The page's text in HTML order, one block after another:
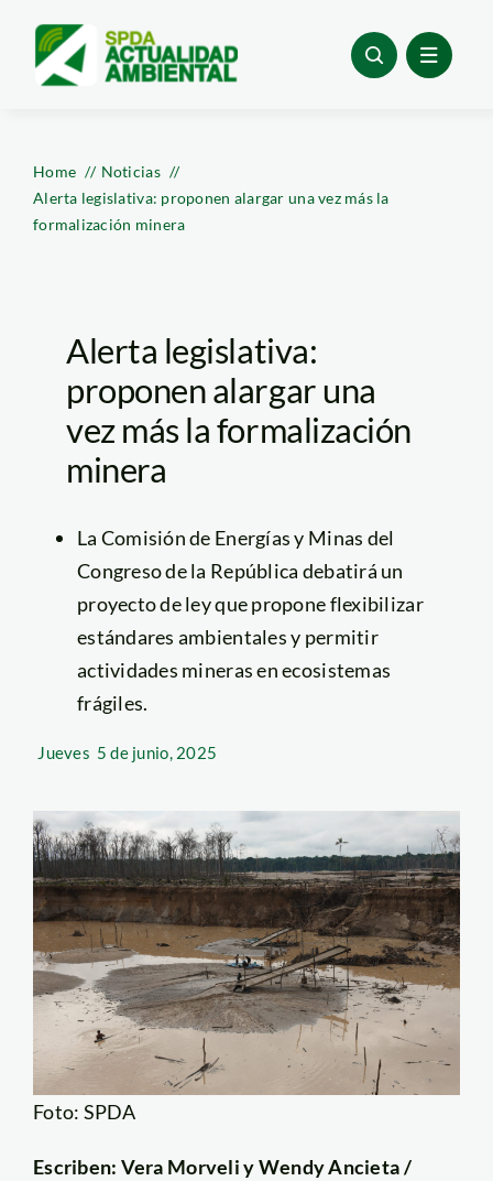
content
Home
Noticias
Alerta legislativa: proponen alargar una vez más la
formalización minera
Alerta legislativa:
proponen alargar una
vez más la formalización
minera
La Comisión de Energías y Minas del
Congreso de la República debatirá un
proyecto de ley que propone flexibilizar
estándares ambientales y permitir
actividades mineras en ecosistemas
frágiles.
Jueves 5 de junio, 2025
Foto: SPDA
Escriben: Vera Morveli y Wendy Ancieta /